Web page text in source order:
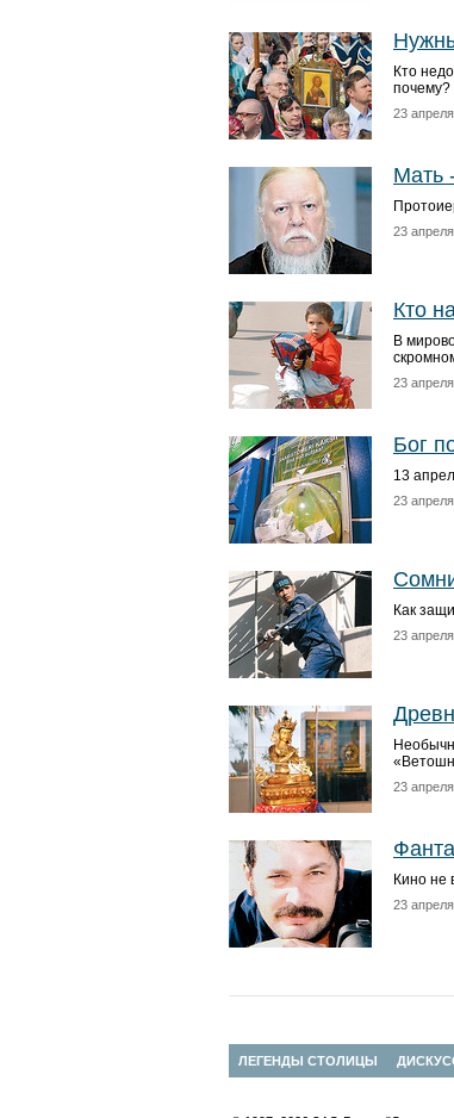
Кто
почему?
23
Мать
23
Кто
В
23
Бог
13
23
Как
23
23
Кино не
23
ЛЕГЕНДЫ СТОЛИЦЫ